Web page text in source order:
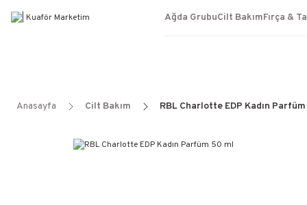
Ağda GrubuCilt BakımFırça &
Anasayfa Cilt Bakım RBL Charlotte EDP Kadın